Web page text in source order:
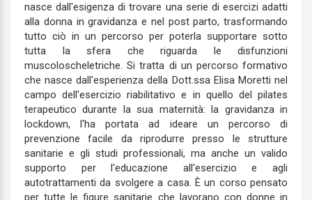
nasce dall'esigenza di trovare una serie di esercizi adatti
alla donna in gravidanza e nel post parto, trasformando
tutto ciò in un percorso per poterla supportare sotto
tutta la sfera che riguarda le disfunzioni
muscoloscheletriche. Si tratta di un percorso formativo
che nasce dall'esperienza della Dott.ssa Elisa Moretti nel
campo dell'esercizio riabilitativo e in quello del pilates
terapeutico durante la sua maternità: la gravidanza in
lockdown, l'ha portata ad ideare un percorso di
prevenzione facile da riprodurre presso le strutture
sanitarie e gli studi professionali, ma anche un valido
supporto per l'educazione all'esercizio e agli
autotrattamenti da svolgere a casa. È un corso pensato
per tutte le figure sanitarie che lavorano con donne in